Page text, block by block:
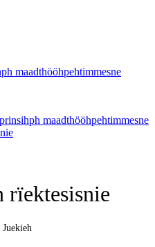
maadthööhpehtimmesne
maadthööhpehtimmesne
rïektesisnie
Juekieh